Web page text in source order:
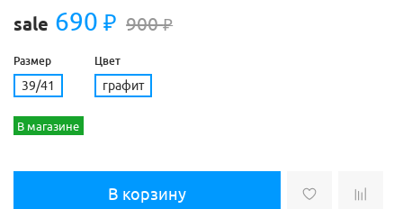
sale 690 ₽ 900₽
Размер
39/41
Цвет
графит
В магазине
В корзину